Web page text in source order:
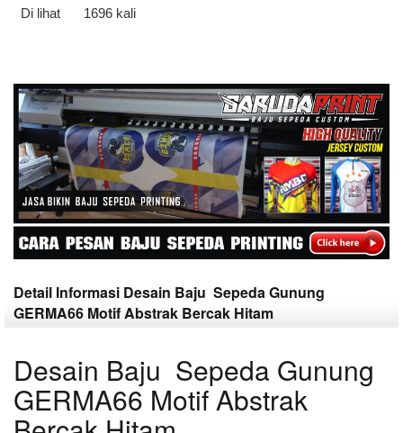
Di lihat 1696 kali
Detail Informasi Desain Baju Sepeda Gunung
GERMA66 Motif Abstrak Bercak Hitam
Desain Baju Sepeda Gunung
GERMA66 Motif Abstrak